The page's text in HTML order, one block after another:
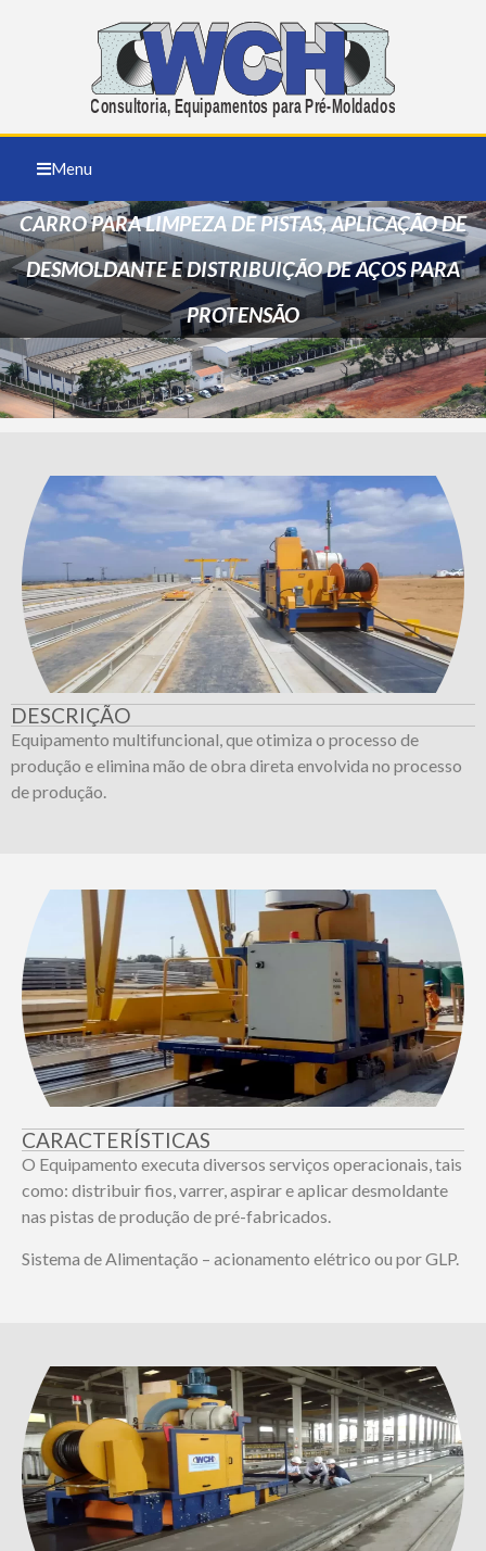
Menu
CARRO PARA LIMPEZA DE PISTAS, APLICAÇÃO DE
DESMOLDANTE E DISTRIBUIÇÃO DE AÇOS PARA
PROTENSÃO
DESCRIÇÃO
Equipamento multifuncional, que otimiza o processo de
produção e elimina mão de obra direta envolvida no processo
de produção.
CARACTERÍSTICAS
O Equipamento executa diversos serviços operacionais, tais
como: distribuir fios, varrer, aspirar e aplicar desmoldante
nas pistas de produção de pré-fabricados.
Sistema de Alimentação – acionamento elétrico ou por GLP.